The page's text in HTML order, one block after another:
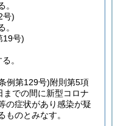
。
号)
。
19号)
。
例第129号)附則第5項
での間に新型コロナ
の症状があり感染が疑
ものとみなす。